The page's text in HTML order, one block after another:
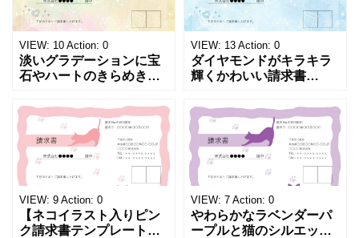
VIEW: 10 Action: 0
淡いグラデーションに宝
石やハートのきらめきを
チックな請求書雛形で
す。パステルピンクやラ
ベンダーの色彩がやわら
かな質感を生み出し、受
け取った相手の心をくす
ぐる特別な仕上がりとな
っています。 ハンドメイ
ド雑貨、コスメブラン
VIEW: 13 Action: 0
ダイヤモンドがキラキラ
輝くかわいい請求書
感あふれるライトブルー
背景に、ジュエルモチー
フを散りばめた煌びやか
な請求書素材です。清潔
感と高級感が同居するデ
ザインは、クライアント
に信頼感と華やかな印象
を同時に届けます
VIEW: 9 Action: 0
【ネコイラスト入りピン
ク請求書テンプレート
VIEW: 7 Action: 0
やわらかなラベンダーパ
ープルと猫のシルエット